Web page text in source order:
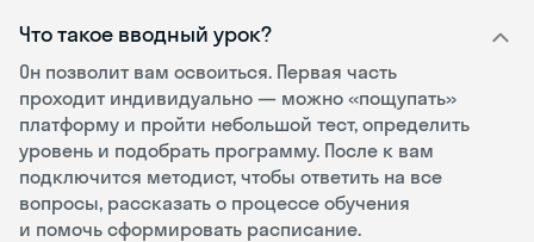
Что такое вводный урок?
Он позволит вам освоиться. Первая часть
проходит индивидуально — можно «пощупать»
платформу и пройти небольшой тест, определить
уровень и подобрать программу. После к вам
подключится методист, чтобы ответить на все
вопросы, рассказать о процессе обучения
и помочь сформировать расписание.